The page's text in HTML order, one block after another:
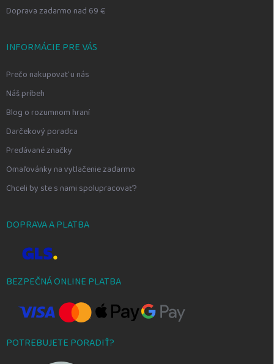
Doprava zadarmo nad 69 €
INFORMÁCIE PRE VÁS
Prečo nakupovať u nás
Náš príbeh
Blog o rozumnom hraní
Darčekový poradca
Predávané značky
Omaľovánky na vytlačenie zadarmo
Chceli by ste s nami spolupracovať?
DOPRAVA A PLATBA
BEZPEČNÁ ONLINE PLATBA
POTREBUJETE PORADIŤ?